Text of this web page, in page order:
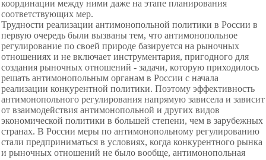
координации между ними даже на этапе планирования
соответствующих мер.
Трудности реализации антимонопольной политики в России в
первую очередь были вызваны тем, что антимонопольное
регулирование по своей природе базируется на рыночных
отношениях и не включает инструментария, пригодного для
создания рыночных отношений - задачи, которую приходилось
решать антимонопольным органам в России с начала
реализации конкурентной политики. Поэтому эффективность
антимонопольного регулирования напрямую зависела и зависит
от взаимодействия антимонопольной и других видов
экономической политики в большей степени, чем в зарубежных
странах. В России меры по антимонопольному регулированию
стали предприниматься в условиях, когда конкурентного рынка
и рыночных отношений не было вообще, антимонопольная